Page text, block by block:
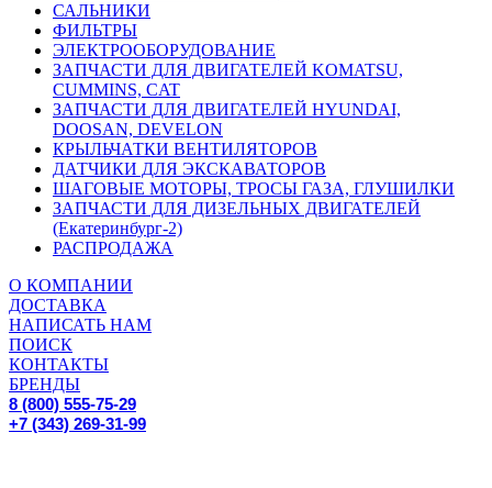
САЛЬНИКИ
ФИЛЬТРЫ
ЭЛЕКТРООБОРУДОВАНИЕ
ЗАПЧАСТИ ДЛЯ ДВИГАТЕЛЕЙ KOMATSU,
CUMMINS, CAT
ЗАПЧАСТИ ДЛЯ ДВИГАТЕЛЕЙ HYUNDAI,
DOOSAN, DEVELON
КРЫЛЬЧАТКИ ВЕНТИЛЯТОРОВ
ДАТЧИКИ ДЛЯ ЭКСКАВАТОРОВ
ШАГОВЫЕ МОТОРЫ, ТРОСЫ ГАЗА, ГЛУШИЛКИ
ЗАПЧАСТИ ДЛЯ ДИЗЕЛЬНЫХ ДВИГАТЕЛЕЙ
(Екатеринбург-2)
РАСПРОДАЖА
О КОМПАНИИ
ДОСТАВКА
НАПИСАТЬ НАМ
ПОИСК
КОНТАКТЫ
БРЕНДЫ
8 (800) 555-75-29
+7 (343) 269-31-99